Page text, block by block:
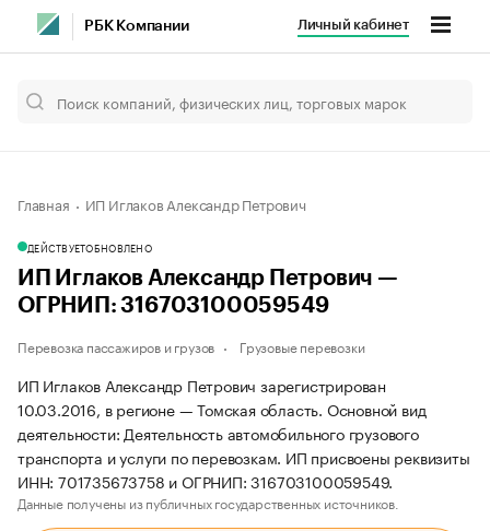
РБК Компании Личный кабинет
Главная ИП Иглаков Александр Петрович
ДЕЙСТВУЕТОБНОВЛЕНО
ИП Иглаков Александр Петрович —
ОГРНИП: 316703100059549
Перевозка пассажиров и грузов Грузовые перевозки
ИП Иглаков Александр Петрович зарегистрирован
10.03.2016, в регионе — Томская область. Основной вид
деятельности: Деятельность автомобильного грузового
транспорта и услуги по перевозкам. ИП присвоены реквизиты
ИНН: 701735673758 и ОГРНИП: 316703100059549.
Данные получены из публичных государственных источников.